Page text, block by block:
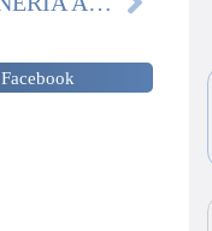
Facebook